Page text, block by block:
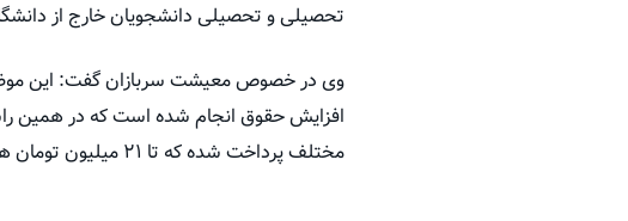
تحصیلی و تحصیلی دانشجویان خارج از
مختلف پرداخت شده که تا ۲۱ میلیون تومان هم به برخی سربازان پرداخت می‌شود.